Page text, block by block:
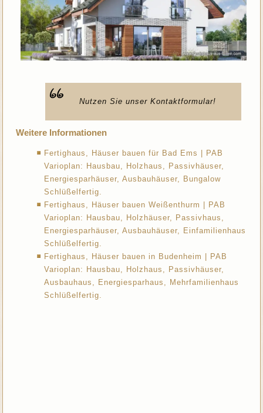
Nutzen Sie unser Kontaktformular!
Weitere Informationen
Fertighaus, Häuser bauen für Bad Ems | PAB
Varioplan: Hausbau, Holzhaus, Passivhäuser,
Energiesparhäuser, Ausbauhäuser, Bungalow
Schlüßelfertig.
Fertighaus, Häuser bauen Weißenthurm | PAB
Varioplan: Hausbau, Holzhäuser, Passivhaus,
Energiesparhäuser, Ausbauhäuser, Einfamilienhaus
Schlüßelfertig.
Fertighaus, Häuser bauen in Budenheim | PAB
Varioplan: Hausbau, Holzhaus, Passivhäuser,
Ausbauhaus, Energiesparhaus, Mehrfamilienhaus
Schlüßelfertig.